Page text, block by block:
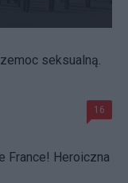
seksualną.
16
France! Heroiczna